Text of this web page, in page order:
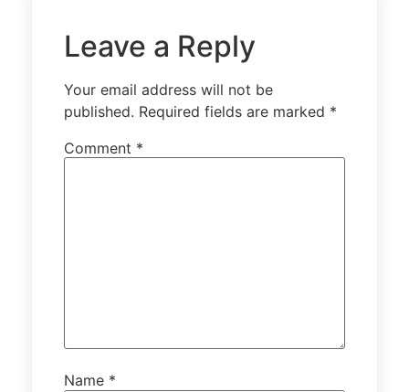
Leave a Reply
Your email address will not be
published. Required fields are marked *
Comment *
Name *